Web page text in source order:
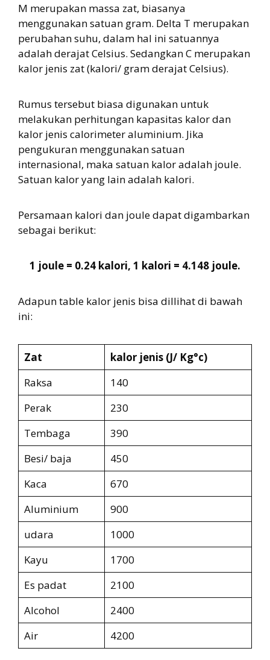
M merupakan massa zat, biasanya
menggunakan satuan gram. Delta T merupakan
perubahan suhu, dalam hal ini satuannya
adalah derajat Celsius. Sedangkan C merupakan
kalor jenis zat (kalori/ gram derajat Celsius).
Rumus tersebut biasa digunakan untuk
melakukan perhitungan kapasitas kalor dan
kalor jenis calorimeter aluminium. Jika
pengukuran menggunakan satuan
internasional, maka satuan kalor adalah joule.
Satuan kalor yang lain adalah kalori.
Persamaan kalori dan joule dapat digambarkan
sebagai berikut:
1 joule = 0.24 kalori, 1 kalori = 4.148 joule.
Adapun table kalor jenis bisa dillihat di bawah
ini:
Zat
kalor jenis (J/ Kg°c)
Raksa
140
Perak
230
Tembaga
390
Besi/ baja
450
Kaca
670
Aluminium
900
udara
1000
Kayu
1700
Es padat
2100
Alcohol
2400
Air
4200